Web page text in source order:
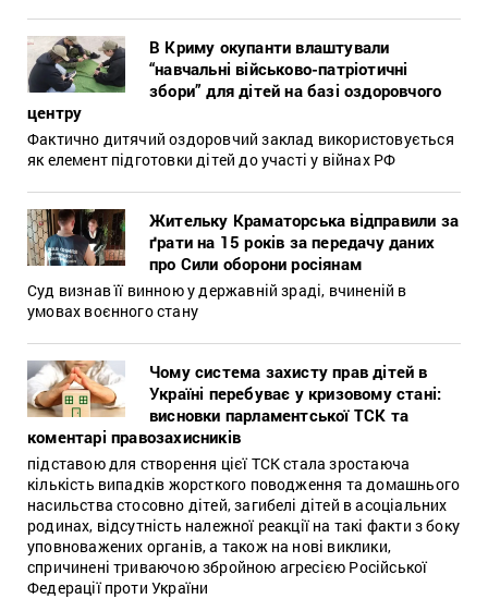
В Криму окупанти влаштували
“навчальні військово-патріотичні
збори” для дітей на базі оздоровчого
центру
Фактично дитячий оздоровчий заклад використовується
як елемент підготовки дітей до участі у війнах РФ
Жительку Краматорська відправили за
ґрати на 15 років за передачу даних
про Сили оборони росіянам
Суд визнав її винною у державній зраді, вчиненій в
умовах воєнного стану
Чому система захисту прав дітей в
Україні перебуває у кризовому стані:
висновки парламентської ТСК та
коментарі правозахисників
підставою для створення цієї ТСК стала зростаюча
кількість випадків жорсткого поводження та домашнього
насильства стосовно дітей, загибелі дітей в асоціальних
родинах, відсутність належної реакції на такі факти з боку
уповноважених органів, а також на нові виклики,
спричинені триваючою збройною агресією Російської
Федерації проти України